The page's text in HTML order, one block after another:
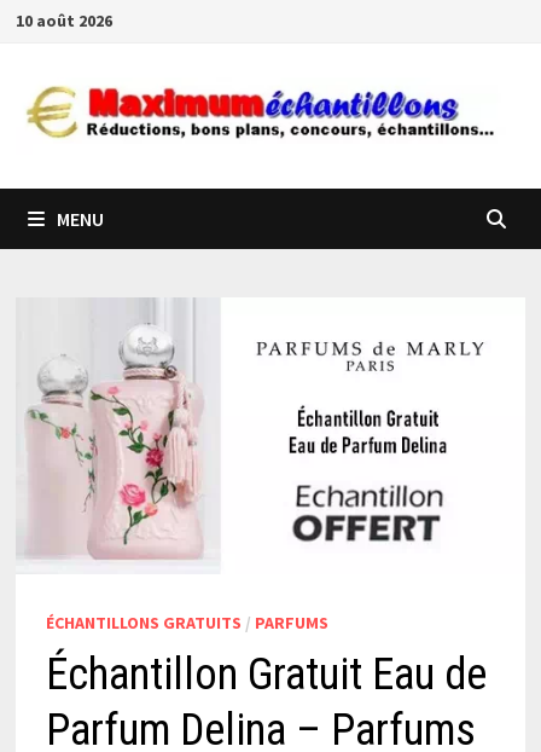
Passer
contenu
10 août 2026
MENU
ÉCHANTILLONS GRATUITS / PARFUMS
Échantillon Gratuit Eau de
Parfum Delina – Parfums